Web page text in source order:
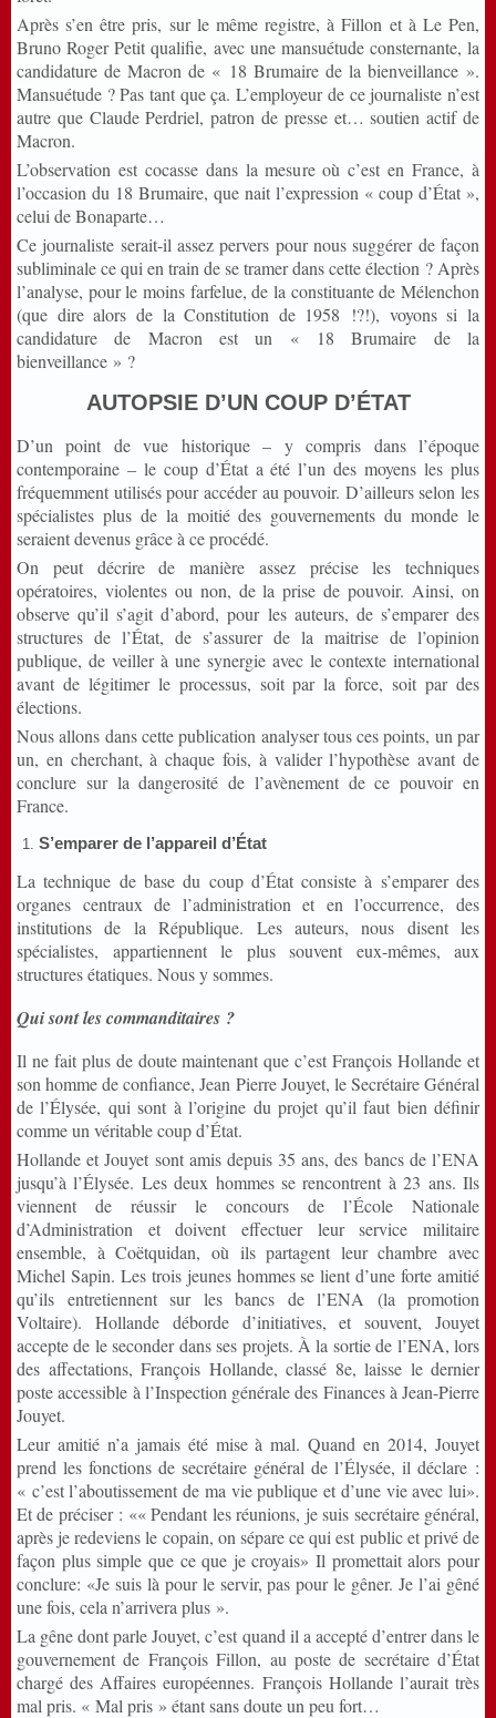
Après s’en être pris, sur le même registre, à Fillon et à Le Pen,
Bruno Roger Petit qualifie, avec une mansuétude consternante, la
candidature de Macron de « 18 Brumaire de la bienveillance ».
Mansuétude ? Pas tant que ça. L’employeur de ce journaliste n’est
autre que Claude Perdriel, patron de presse et… soutien actif de
Macron.
L’observation est cocasse dans la mesure où c’est en France, à
l’occasion du 18 Brumaire, que nait l’expression « coup d’État »,
celui de Bonaparte…
Ce journaliste serait-il assez pervers pour nous suggérer de façon
subliminale ce qui en train de se tramer dans cette élection ? Après
l’analyse, pour le moins farfelue, de la constituante de Mélenchon
(que dire alors de la Constitution de 1958 !?!), voyons si la
candidature de Macron est un « 18 Brumaire de la
bienveillance » ?
AUTOPSIE D’UN COUP D’ÉTAT
D’un point de vue historique – y compris dans l’époque
contemporaine – le coup d’État a été l’un des moyens les plus
fréquemment utilisés pour accéder au pouvoir. D’ailleurs selon les
spécialistes plus de la moitié des gouvernements du monde le
seraient devenus grâce à ce procédé.
On peut décrire de manière assez précise les techniques
opératoires, violentes ou non, de la prise de pouvoir. Ainsi, on
observe qu’il s’agit d’abord, pour les auteurs, de s’emparer des
structures de l’État, de s’assurer de la maitrise de l’opinion
publique, de veiller à une synergie avec le contexte international
avant de légitimer le processus, soit par la force, soit par des
élections.
Nous allons dans cette publication analyser tous ces points, un par
un, en cherchant, à chaque fois, à valider l’hypothèse avant de
conclure sur la dangerosité de l’avènement de ce pouvoir en
France.
S’emparer de l’appareil d’État
La technique de base du coup d’État consiste à s’emparer des
organes centraux de l’administration et en l’occurrence, des
institutions de la République. Les auteurs, nous disent les
spécialistes, appartiennent le plus souvent eux-mêmes, aux
structures étatiques. Nous y sommes.
Qui sont les commanditaires ?
Il ne fait plus de doute maintenant que c’est François Hollande et
son homme de confiance, Jean Pierre Jouyet, le Secrétaire Général
de l’Élysée, qui sont à l’origine du projet qu’il faut bien définir
comme un véritable coup d’État.
Hollande et Jouyet sont amis depuis 35 ans, des bancs de l’ENA
jusqu’à l’Élysée. Les deux hommes se rencontrent à 23 ans. Ils
viennent de réussir le concours de l’École Nationale
d’Administration et doivent effectuer leur service militaire
ensemble, à Coëtquidan, où ils partagent leur chambre avec
Michel Sapin. Les trois jeunes hommes se lient d’une forte amitié
qu’ils entretiennent sur les bancs de l’ENA (la promotion
Voltaire). Hollande déborde d’initiatives, et souvent, Jouyet
accepte de le seconder dans ses projets. À la sortie de l’ENA, lors
des affectations, François Hollande, classé 8e, laisse le dernier
poste accessible à l’Inspection générale des Finances à Jean-Pierre
Jouyet.
Leur amitié n’a jamais été mise à mal. Quand en 2014, Jouyet
prend les fonctions de secrétaire général de l’Élysée, il déclare :
« c’est l’aboutissement de ma vie publique et d’une vie avec lui».
Et de préciser : «« Pendant les réunions, je suis secrétaire général,
après je redeviens le copain, on sépare ce qui est public et privé de
façon plus simple que ce que je croyais» Il promettait alors pour
conclure: «Je suis là pour le servir, pas pour le gêner. Je l’ai gêné
une fois, cela n’arrivera plus ».
La gêne dont parle Jouyet, c’est quand il a accepté d’entrer dans le
gouvernement de François Fillon, au poste de secrétaire d’État
chargé des Affaires européennes. François Hollande l’aurait très
mal pris. « Mal pris » étant sans doute un peu fort…